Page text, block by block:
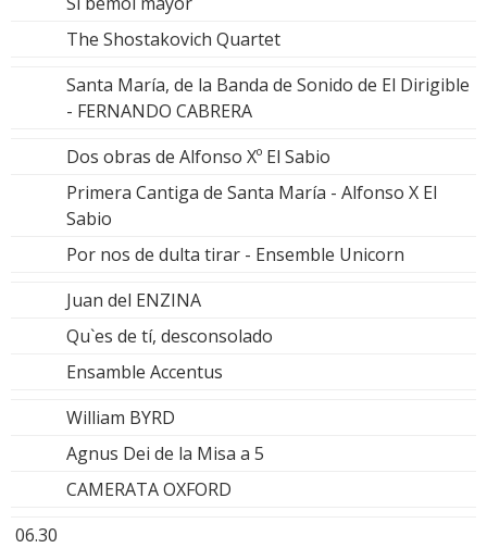
The Shostakovich Quartet
Santa María, de la Banda de Sonido de El Dirigible
- FERNANDO CABRERA
Dos obras de Alfonso Xº El Sabio
Primera Cantiga de Santa María - Alfonso X El
Sabio
Por nos de dulta tirar - Ensemble Unicorn
Juan del ENZINA
Qu`es de tí, desconsolado
Ensamble Accentus
William BYRD
Agnus Dei de la Misa a 5
CAMERATA OXFORD
06.30